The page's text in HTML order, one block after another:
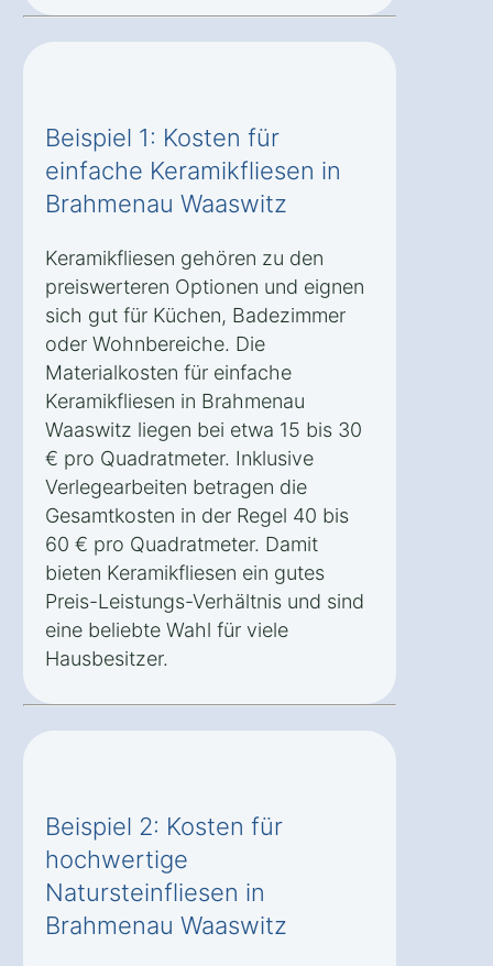
Beispiel 1: Kosten für
einfache Keramikfliesen in
Brahmenau Waaswitz
Keramikfliesen gehören zu den
preiswerteren Optionen und eignen
sich gut für Küchen, Badezimmer
oder Wohnbereiche. Die
Materialkosten für einfache
Keramikfliesen in Brahmenau
Waaswitz liegen bei etwa 15 bis 30
€ pro Quadratmeter. Inklusive
Verlegearbeiten betragen die
Gesamtkosten in der Regel 40 bis
60 € pro Quadratmeter. Damit
bieten Keramikfliesen ein gutes
Preis-Leistungs-Verhältnis und sind
eine beliebte Wahl für viele
Hausbesitzer.
Beispiel 2: Kosten für
hochwertige
Natursteinfliesen in
Brahmenau Waaswitz